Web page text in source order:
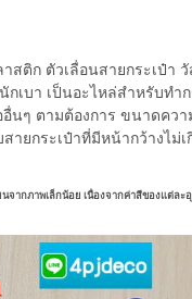
สติก ตัวเลื่อนสายกระเป๋า
เบา เป็นอะไหล่สำหรับทำก
อื่นๆ ตามต้องการ ขนาดควา
ายกระเป๋าที่มีหน้ากว้างไม่
จากภาพเล็กน้อย เนื่องจากค่าสีของแต่ล